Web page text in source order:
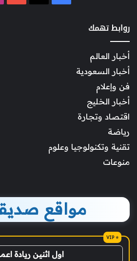
روابط تهمك
أخبار العالم
أخبار السعودية
فن وإعلام
أخبار الخليج
اقتصاد وتجارة
رياضة
تقنية وتكنولوجيا وعلوم
منوعات
مواقع
اول اثنين ريادة